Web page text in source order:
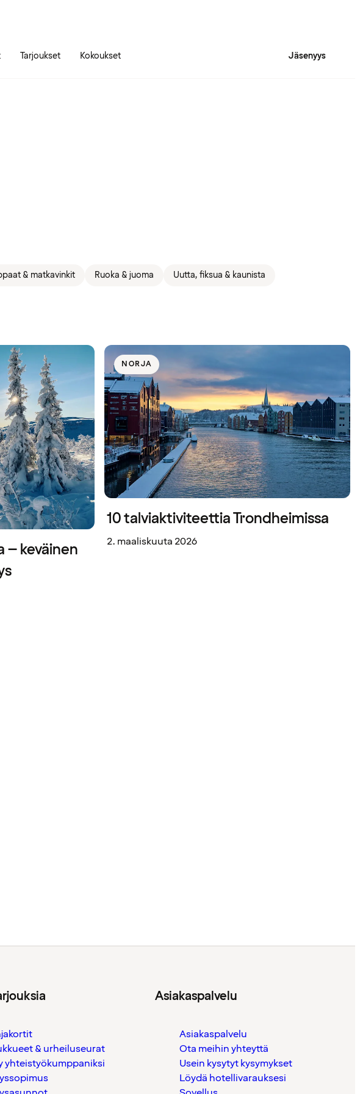
Tarjoukset Kokoukset Jäsenyys
& matkavinkit Ruoka & juoma Uutta, fiksua & kaunista
– keväinen
NORJA
10 talviaktiviteettia Trondheimissa
2. maaliskuuta 2026
& urheiluseurat
yhteistyökumppaniksi
Asiakaspalvelu
Asiakaspalvelu
Ota meihin yhteyttä
Usein kysytyt kysymykset
Löydä hotellivarauksesi